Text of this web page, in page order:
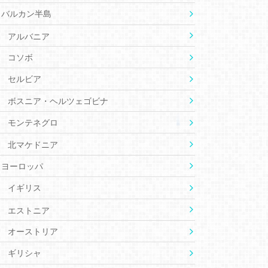
バルカン半島
アルバニア
コソボ
セルビア
ボスニア・ヘルツェゴビナ
モンテネグロ
北マケドニア
ヨーロッパ
イギリス
エストニア
オーストリア
ギリシャ